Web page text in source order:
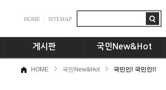
HOME SITEMAP
게시판
공지사항
국민New&Hot
뉴스플러스
HOME 국민New&Hot 국민인! 국민인!!